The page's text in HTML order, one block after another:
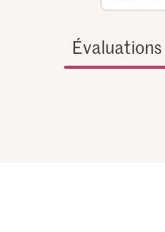
Évaluations